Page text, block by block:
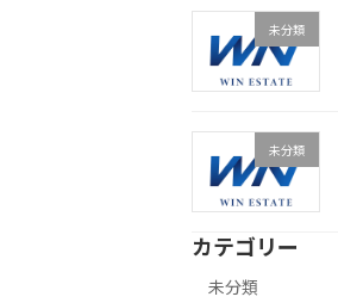
未分類
未分類
カテゴリー
未分類